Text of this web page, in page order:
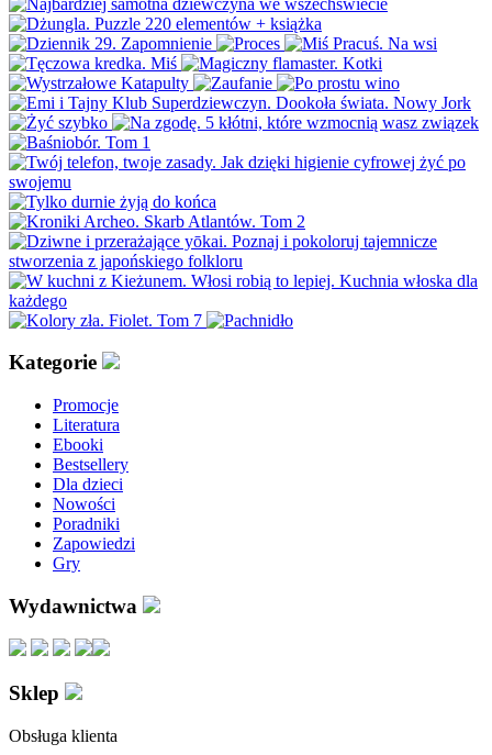
Kategorie
Promocje
Literatura
Ebooki
Bestsellery
Dla dzieci
Nowości
Poradniki
Zapowiedzi
Gry
Wydawnictwa
Sklep
Obsługa klienta